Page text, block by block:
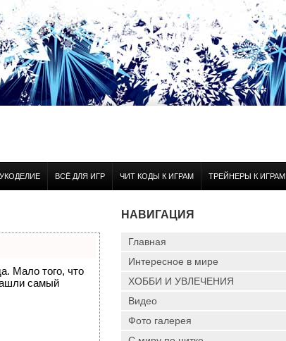
ВСЁ ДЛЯ ИГР ЧИТ КОДЫ К ИГРАМ ТРЕЙНЕРЫ К ИГРАМ
Мало того, что
самый
НАВИГАЦИЯ
Главная
Интересное в мире
ХОББИ И УВЛЕЧЕНИЯ
Видео
Фото галерея